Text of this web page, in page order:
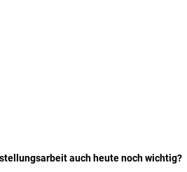
auch heute noch wichtig?